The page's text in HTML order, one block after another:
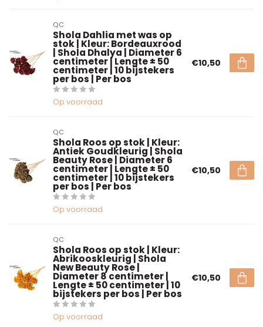
QC
Shola Dahlia met was op
stok | Kleur: Bordeauxrood
| Shola Dhalya | Diameter 6
centimeter | Lengte ± 50
centimeter | 10 bijstekers
per bos | Per bos
Op voorraad
€10,50
QC
Shola Roos op stok | Kleur:
Antiek Goudkleurig | Shola
Beauty Rose | Diameter 6
centimeter | Lengte ± 50
centimeter | 10 bijstekers
per bos | Per bos
Op voorraad
€10,50
QC
Shola Roos op stok | Kleur:
Abrikooskleurig | Shola
New Beauty Rose |
Diameter 8 centimeter |
Lengte ± 50 centimeter | 10
bijstekers per bos | Per bos
Op voorraad
€10,50